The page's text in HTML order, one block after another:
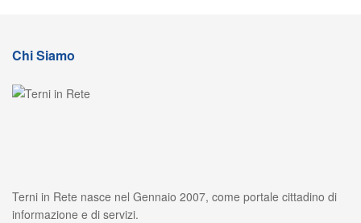
Chi Siamo
Terni in Rete nasce nel Gennaio 2007, come portale cittadino di
informazione e di servizi.